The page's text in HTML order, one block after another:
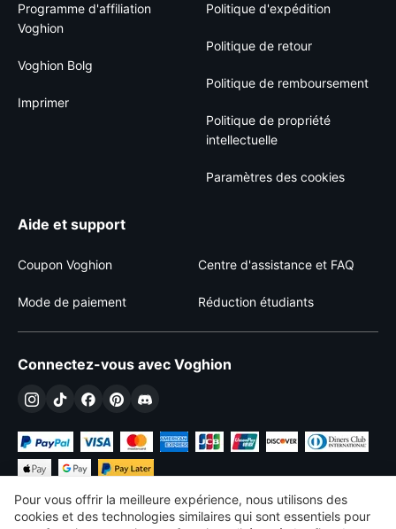
Programme d'affiliation
Voghion
Voghion Bolg
Imprimer
Politique d'expédition
Politique de retour
Politique de remboursement
Politique de propriété
intellectuelle
Paramètres des cookies
Aide et support
Coupon Voghion Centre d'assistance et FAQ
Mode de paiement Réduction étudiants
Connectez-vous avec Voghion
Pour vous offrir la meilleure expérience, nous utilisons des
cookies et des technologies similaires qui sont essentiels pour